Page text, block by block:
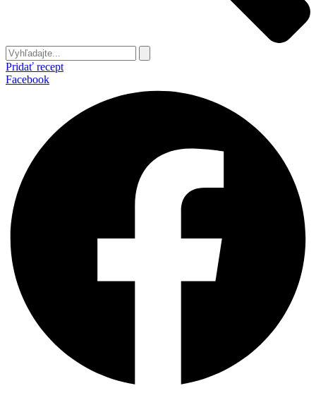
Pridať recept
Facebook